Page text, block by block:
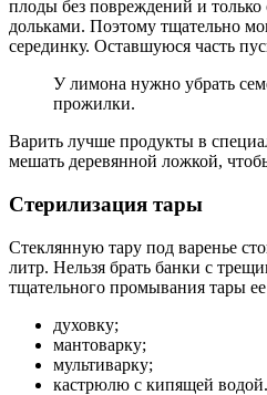
плоды без повреждений и только
дольками. Поэтому тщательно
серединку. Оставшуюся часть
У лимона нужно убрать
прожилки.
Варить лучше продукты в
мешать деревянной ложкой,
Стерилизация тары
Стеклянную тару под варенье
литр. Нельзя брать банки с
тщательного промывания тары
духовку;
мантоварку;
мультиварку;
кастрюлю с кипящей водой.